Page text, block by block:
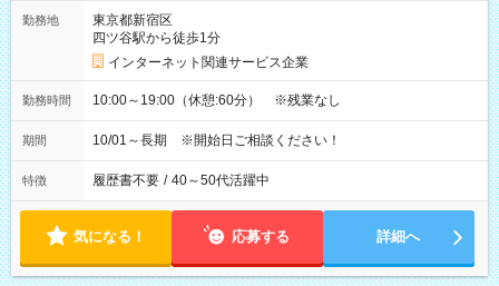
勤務地
東京都新宿区
四ツ谷駅から徒歩1分
インターネット関連サービス企業
勤務時間 10:00～19:00（休憩:60分） ※残業なし
期間 10/01～長期 ※開始日ご相談ください！
特徴 履歴書不要 / 40～50代活躍中
気になる！ 応募する 詳細へ